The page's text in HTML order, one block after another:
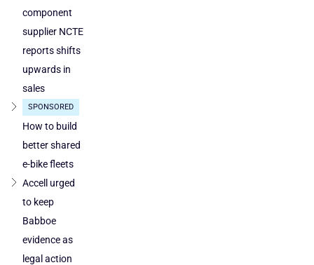
component
supplier NCTE
reports shifts
upwards in
sales
SPONSORED
How to build
better shared
e-bike fleets
Accell urged
to keep
Babboe
evidence as
legal action